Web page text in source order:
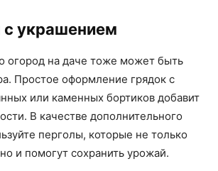
украшением
огород на даче тоже может быть
Простое оформление грядок с
или каменных бортиков добавит
В качестве дополнительного
перголы, которые не только
и помогут сохранить урожай.